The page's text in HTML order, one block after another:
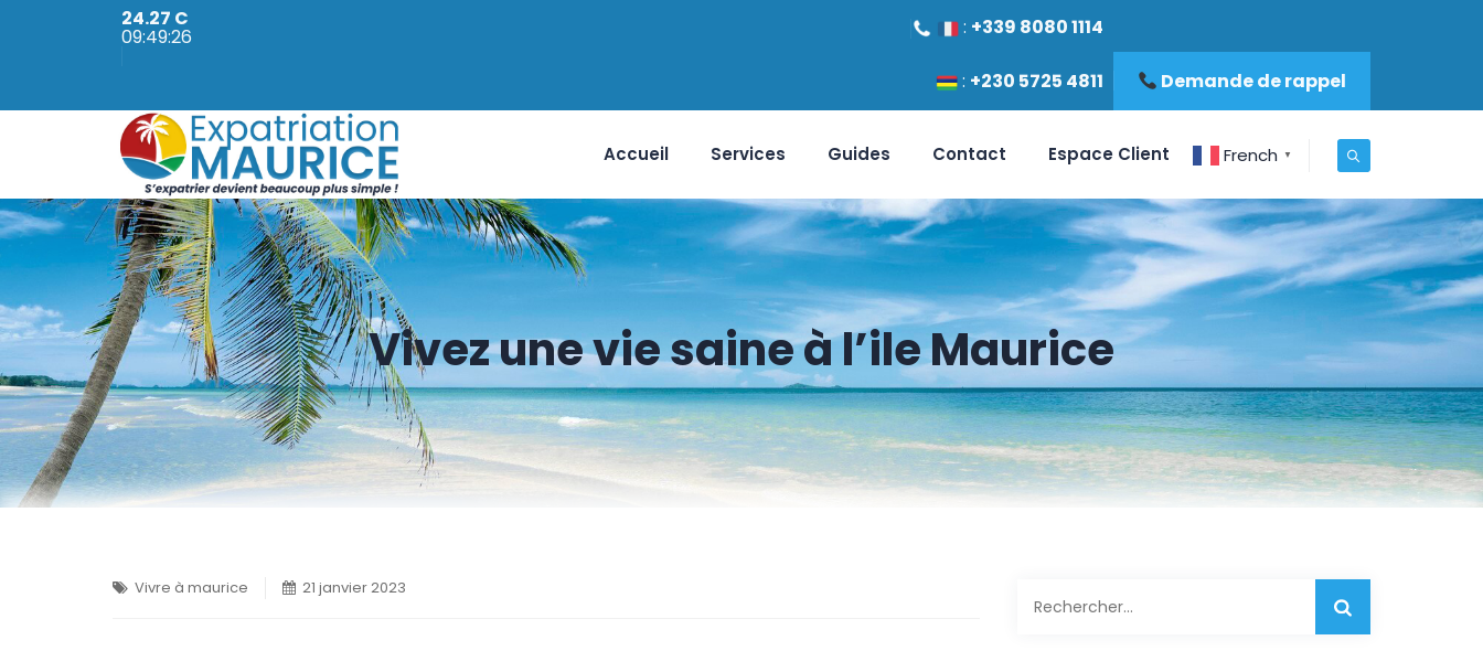
24.27 C
09:49:27 : +339 8080 1114
: +230 5725 4811 Demande de rappel
Accueil Services Guides Contact Espace Client French ▼
Vivez une vie saine à l’ile Maurice
Vivre à maurice 21 janvier 2023